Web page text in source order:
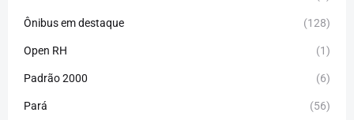
Ônibus em destaque (128)
Open RH (1)
Padrão 2000 (6)
Pará (56)